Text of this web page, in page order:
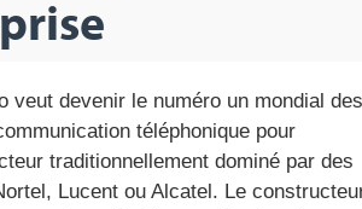
veut devenir le numéro un mondial des
téléphonique pour
traditionnellement dominé par des
Lucent ou Alcatel. Le